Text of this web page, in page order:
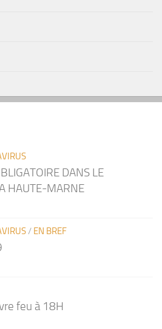
DANS LE
HAUTE-MARNE
/ EN BREF
feu à 18H